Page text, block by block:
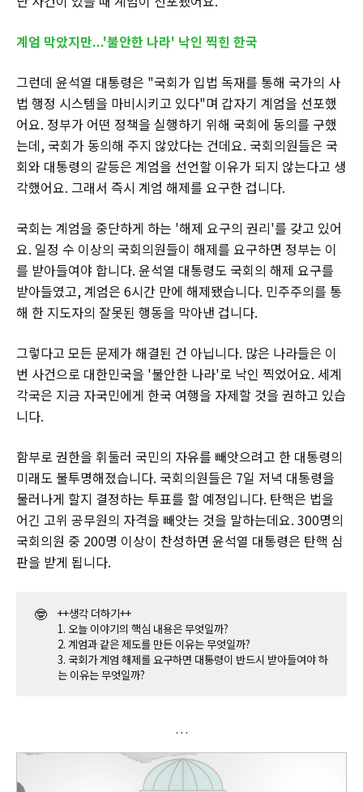
계엄 막았지만...'불안한 나라' 낙인 찍힌 한국
그런데 윤석열 대통령은 "국회가 입법 독재를 통해 국가의 사
법 행정 시스템을 마비시키고 있다"며 갑자기 계엄을 선포했
어요. 정부가 어떤 정책을 실행하기 위해 국회에 동의를 구했
는데, 국회가 동의해 주지 않았다는 건데요. 국회의원들은 국
회와 대통령의 갈등은 계엄을 선언할 이유가 되지 않는다고 생
각했어요. 그래서 즉시 계엄 해제를 요구한 겁니다.
국회는 계엄을 중단하게 하는 '해제 요구의 권리'를 갖고 있어
요. 일정 수 이상의 국회의원들이 해제를 요구하면 정부는 이
를 받아들여야 합니다. 윤석열 대통령도 국회의 해제 요구를
받아들였고, 계엄은 6시간 만에 해제됐습니다. 민주주의를 통
해 한 지도자의 잘못된 행동을 막아낸 겁니다.
그렇다고 모든 문제가 해결된 건 아닙니다. 많은 나라들은 이
번 사건으로 대한민국을 '불안한 나라'로 낙인 찍었어요. 세계
각국은 지금 자국민에게 한국 여행을 자제할 것을 권하고 있습
니다.
함부로 권한을 휘둘러 국민의 자유를 빼앗으려고 한 대통령의
미래도 불투명해졌습니다. 국회의원들은 7일 저녁 대통령을
물러나게 할지 결정하는 투표를 할 예정입니다. 탄핵은 법을
어긴 고위 공무원의 자격을 빼앗는 것을 말하는데요. 300명의
국회의원 중 200명 이상이 찬성하면 윤석열 대통령은 탄핵 심
판을 받게 됩니다.
🤓
++생각 더하기++
1. 오늘 이야기의 핵심 내용은 무엇일까?
2. 계엄과 같은 제도를 만든 이유는 무엇일까?
3. 국회가 계엄 해제를 요구하면 대통령이 반드시 받아들여야 하
는 이유는 무엇일까?